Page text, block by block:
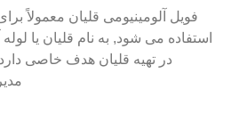
فویل آلومینیومی قلیان معمولاً
استفاده می شود, به نام قلیان یا
در تهیه قلیان هدف خاصی